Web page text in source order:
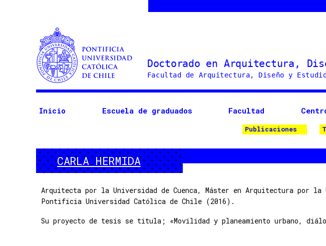
Doctorado
Arquitectura
Inicio Escuela de graduados Facultad
Publicaciones
CARLA HERMIDA
Arquitecta por la Universidad de Cuenca, Máster en Arquitectura por
Pontificia Universidad Católica de Chile (2016).
Su proyecto de tesis se titula; «Movilidad y planeamiento urbano,